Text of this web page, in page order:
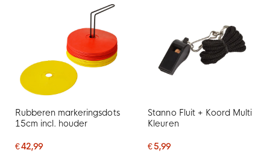
Rubberen markeringsdots
15cm incl. houder
€ 42,99
Stanno Fluit + Koord Multi
Kleuren
€ 5,99